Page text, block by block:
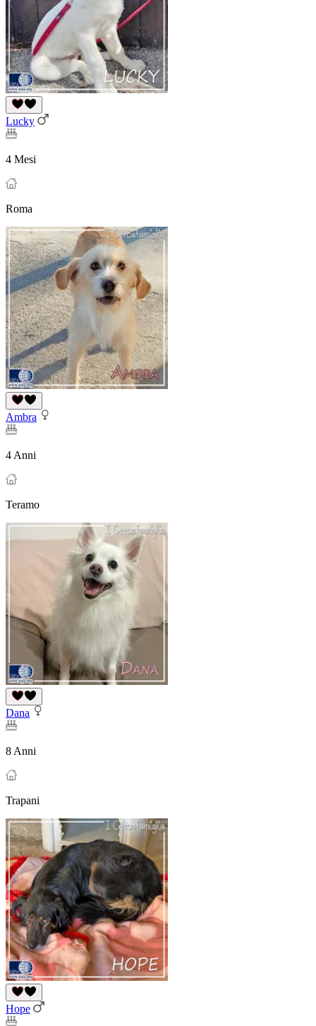
Lucky
4 Mesi
Roma
Ambra
4 Anni
Teramo
Dana
8 Anni
Trapani
Hope